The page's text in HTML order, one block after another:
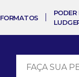
FORMATOS